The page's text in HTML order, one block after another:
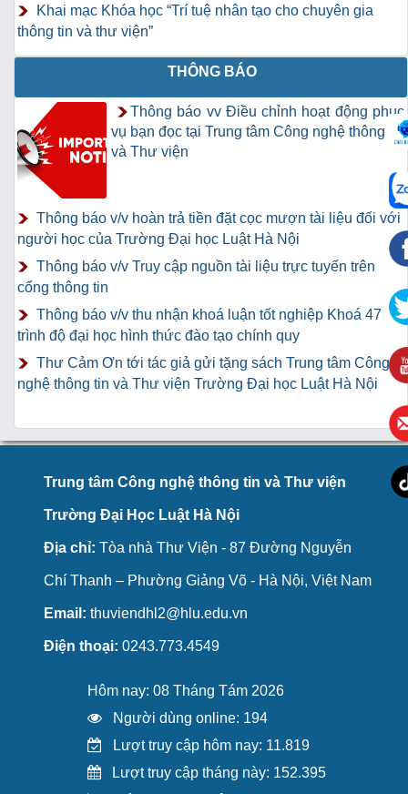
Khai mạc Khóa học “Trí tuệ nhân tạo cho chuyên gia
thông tin và thư viện”
THÔNG BÁO
Thông báo vv Điều chỉnh hoạt động phục
vụ bạn đọc tại Trung tâm Công nghệ thông tin
và Thư viện
Thông báo v/v hoàn trả tiền đặt cọc mượn tài liệu đối với
người học của Trường Đại học Luật Hà Nội
Thông báo v/v Truy cập nguồn tài liệu trực tuyến trên
cổng thông tin
Thông báo v/v thu nhận khoá luận tốt nghiệp Khoá 47
trình độ đại học hình thức đào tạo chính quy
Thư Cảm Ơn tới tác giả gửi tặng sách Trung tâm Công
nghệ thông tin và Thư viện Trường Đại học Luật Hà Nội
Trung tâm Công nghệ thông tin và Thư viện
Trường Đại Học Luật Hà Nội
Địa chỉ: Tòa nhà Thư Viện - 87 Đường Nguyễn
Chí Thanh – Phường Giảng Võ - Hà Nội, Việt Nam
Email: thuviendhl2@hlu.edu.vn
Điện thoại: 0243.773.4549
Hôm nay: 08 Tháng Tám 2026
Người dùng online: 194
Lượt truy cập hôm nay: 11.819
Lượt truy cập tháng này: 152.395